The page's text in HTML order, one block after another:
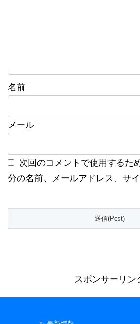
名前
メール
次回のコメントで使用するた
分の名前、メールアドレス、サイ
スポンサーリン